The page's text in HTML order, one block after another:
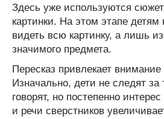
Здесь уже используются
картинки. На этом этапе детям
видеть всю картинку, а лишь
значимого предмета.
Пересказ привлекает внимание
Изначально, дети не следят за
говорят, но постепенно
и речи сверстников